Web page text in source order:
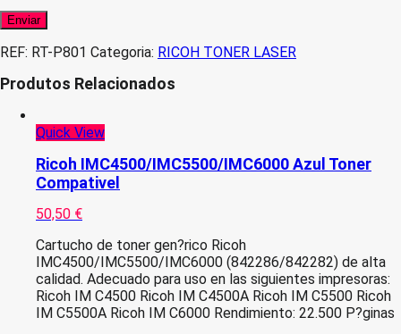
REF: RT-P801 Categoria: RICOH TONER LASER
Produtos Relacionados
Quick View
Ricoh IMC4500/IMC5500/IMC6000 Azul Toner
Compativel
50,50 €
Cartucho de toner gen?rico Ricoh
IMC4500/IMC5500/IMC6000 (842286/842282) de alta
calidad. Adecuado para uso en las siguientes impresoras:
Ricoh IM C4500 Ricoh IM C4500A Ricoh IM C5500 Ricoh
IM C5500A Ricoh IM C6000 Rendimiento: 22.500 P?ginas